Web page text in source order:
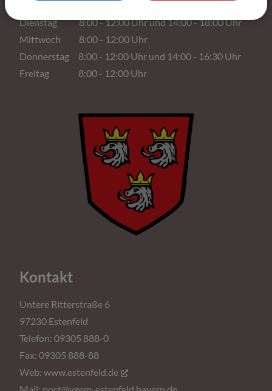
Dienstag 8:00 - 12:00 Uhr und 14:00 - 18:00 Uhr
Mittwoch 8:00 - 12:00 Uhr
Donnerstag 8:00 - 12:00 Uhr und 14:00 - 16:30 Uhr
Freitag 8:00 - 12:00 Uhr
Kontakt
Untere Ritterstraße 6
97230 Estenfeld
Telefon: 09305 888-0
Fax: 09305 888-88
Web: www.estenfeld.de